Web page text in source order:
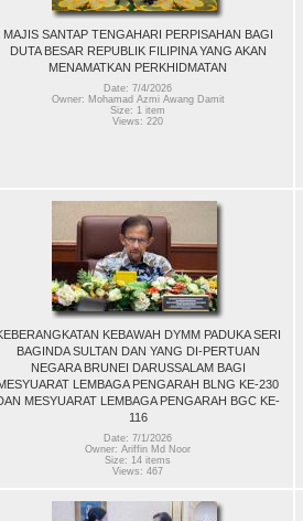
MAJIS SANTAP TENGAHARI PERPISAHAN BAGI
DUTA BESAR REPUBLIK FILIPINA YANG AKAN
MENAMATKAN PERKHIDMATAN
Date: 7/4/2026
Owner: Mohamad Azmi Awang Damit
Size: 1 item
Views: 220
KEBAWAH DYMM PADUKA SERI
BAGINDA SULTAN DAN YANG DI-PERTUAN
NEGARA BRUNEI DARUSSALAM BAGI
LEMBAGA PENGARAH BLNG KE-230
MESYUARAT LEMBAGA PENGARAH BGC KE-
116
Date: 7/1/2026
Owner: Ariffin Md Noor
Size: 14 items
Views: 467